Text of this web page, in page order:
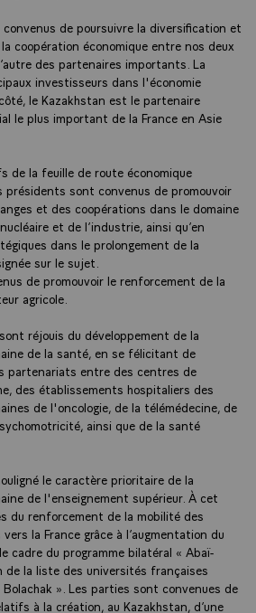
de poursuivre la diversification et
coopération économique entre nos deux
des partenaires importants. La
investisseurs dans l'économie
le Kazakhstan est le partenaire
le plus important de la France en Asie
de la feuille de route économique
présidents sont convenus de promouvoir
et des coopérations dans le domaine
et de l’industrie, ainsi qu’en
dans le prolongement de la
sur le sujet.
de promouvoir le renforcement de la
agricole.
réjouis du développement de la
de la santé, en se félicitant de
partenariats entre des centres de
des établissements hospitaliers des
de l'oncologie, de la télémédecine, de
ainsi que de la santé
le caractère prioritaire de la
de l'enseignement supérieur. À cet
du renforcement de la mobilité des
la France grâce à l’augmentation du
cadre du programme bilatéral « Abaï-
de la liste des universités françaises
Bolachak ». Les parties sont convenues de
à la création, au Kazakhstan, d’une